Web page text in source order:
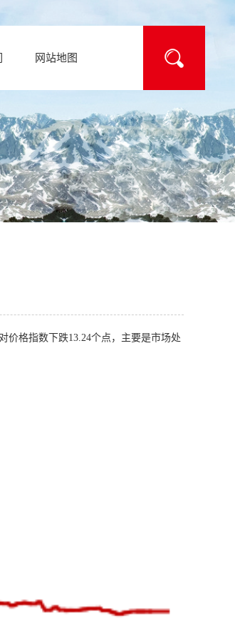
网站地图
格指数下跌13.24个点，主要是市场处